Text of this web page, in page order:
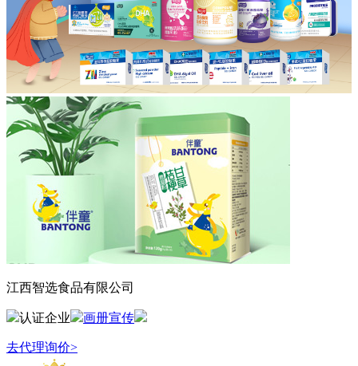
江西智选食品有限公司
认证企业 画册宣传
去代理询价>